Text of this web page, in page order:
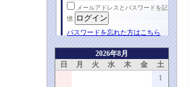
メールアドレスとパスワードを記
憶
パスワードを忘れた方はこちら
2026年8月
日
月 火 水 木 金
土
1